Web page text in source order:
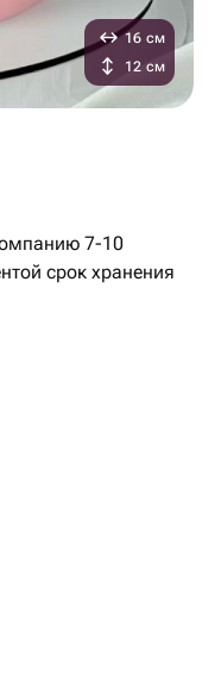
16 см
12 см
7-10
срок хранения